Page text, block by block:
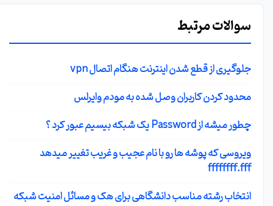
سوالات مرتبط
جلوگیری از قطع شدن اینترنت هنگام اتصال vpn
محدود کردن کاربران وصل شده به مودم وایرلس
چطور میشه از Password یک شبکه بیسیم عبور کرد ؟
ویروسی که پوشه ها رو با نام عجیب و غریب تغییر میدهد
ffffffff.fff
انتخاب رشته مناسب دانشگاهی برای هک و مسائل امنیت شبکه